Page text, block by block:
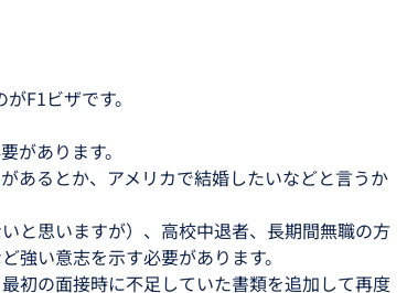
F1ビザです。
があります。
あるとか、アメリカで結婚したいなどと言うか
と思いますが）、高校中退者、長期間無職の方
強い意志を示す必要があります。
初の面接時に不足していた書類を追加して再度